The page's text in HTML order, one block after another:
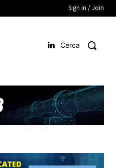
Sign in / Join
Cerca